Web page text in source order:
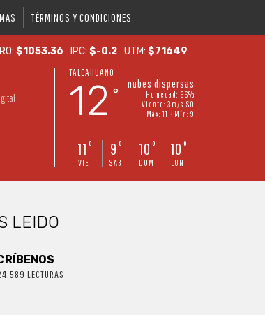
TÉRMINOS Y CONDICIONES
$1053.36 IPC:$-0.2 UTM:$71649
TALCAHUANO
12 °
nubes dispersas
Humedad: 66%
Viento: 3m/s SO
Máx: 11 • Mín: 9
11 °
VIE
9 °
SAB
10 °
DOM
10 °
LUN
LEIDO
LECTURAS